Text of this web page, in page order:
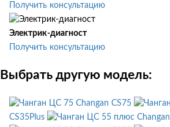
Получить консультацию
Электрик-диагност
Получить консультацию
Выбрать другую модель:
Changan CS75
CS35Plus